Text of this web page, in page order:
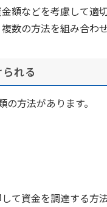
額などを考慮して適
数の方法を組み合わ
れる
方法があります。
て資金を調達する方